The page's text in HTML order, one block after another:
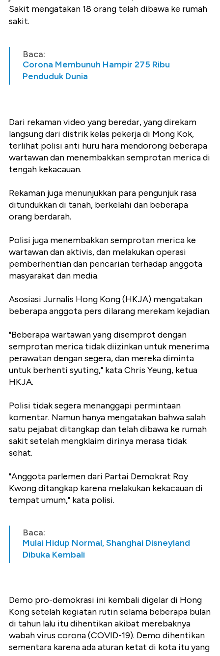
Sakit mengatakan 18 orang telah dibawa ke rumah
sakit.
Baca:
Corona Membunuh Hampir 275 Ribu
Penduduk Dunia
Dari rekaman video yang beredar, yang direkam
langsung dari distrik kelas pekerja di Mong Kok,
terlihat polisi anti huru hara mendorong beberapa
wartawan dan menembakkan semprotan merica di
tengah kekacauan.
Rekaman juga menunjukkan para pengunjuk rasa
ditundukkan di tanah, berkelahi dan beberapa
orang berdarah.
Polisi juga menembakkan semprotan merica ke
wartawan dan aktivis, dan melakukan operasi
pemberhentian dan pencarian terhadap anggota
masyarakat dan media.
Asosiasi Jurnalis Hong Kong (HKJA) mengatakan
beberapa anggota pers dilarang merekam kejadian.
"Beberapa wartawan yang disemprot dengan
semprotan merica tidak diizinkan untuk menerima
perawatan dengan segera, dan mereka diminta
untuk berhenti syuting," kata Chris Yeung, ketua
HKJA.
Polisi tidak segera menanggapi permintaan
komentar. Namun hanya mengatakan bahwa salah
satu pejabat ditangkap dan telah dibawa ke rumah
sakit setelah mengklaim dirinya merasa tidak
sehat.
"Anggota parlemen dari Partai Demokrat Roy
Kwong ditangkap karena melakukan kekacauan di
tempat umum," kata polisi.
Baca:
Mulai Hidup Normal, Shanghai Disneyland
Dibuka Kembali
Demo pro-demokrasi ini kembali digelar di Hong
Kong setelah kegiatan rutin selama beberapa bulan
di tahun lalu itu dihentikan akibat merebaknya
wabah virus corona (COVID-19). Demo dihentikan
sementara karena ada aturan ketat di kota itu yang